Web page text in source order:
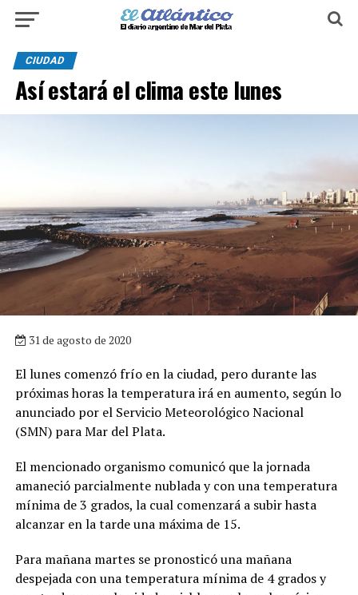
CIUDAD
Así estará el clima este lunes
31 de agosto de 2020
El lunes comenzó frío en la ciudad, pero durante las
próximas horas la temperatura irá en aumento, según lo
anunciado por el Servicio Meteorológico Nacional
(SMN) para Mar del Plata.
El mencionado organismo comunicó que la jornada
amaneció parcialmente nublada y con una temperatura
mínima de 3 grados, la cual comenzará a subir hasta
alcanzar en la tarde una máxima de 15.
Para mañana martes se pronosticó una mañana
despejada con una temperatura mínima de 4 grados y